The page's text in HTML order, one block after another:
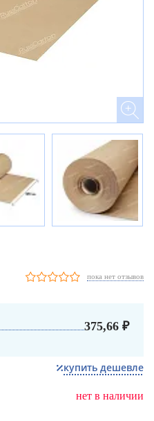
пока нет отзывов
375,66 ₽
купить дешевле
нет в наличии